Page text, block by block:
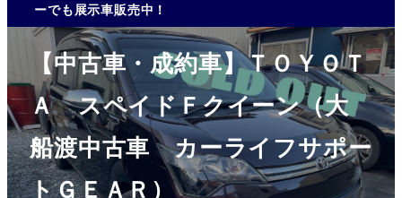
ーでも展示車販売中！
【中古車・成約車】ＴＯＹＯＴ
Ａ スペイドＦクイーン（大
船渡中古車 カーライフサポー
トＧＥＡＲ）